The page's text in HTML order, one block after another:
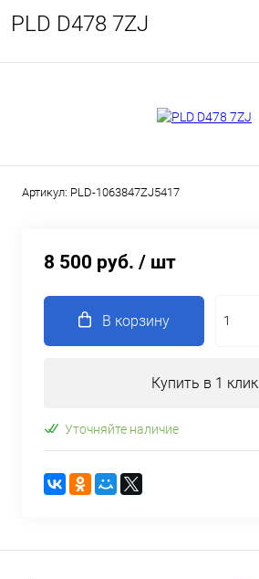
PLD D478 7ZJ
Артикул: PLD-1063847ZJ5417
8 500 руб. / шт
В корзину
Купить в 1 клик
Уточняйте наличие